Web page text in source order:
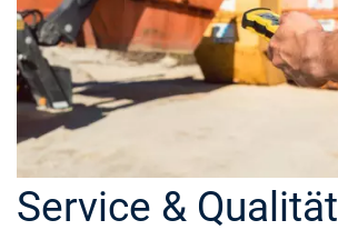
Service & Qualität